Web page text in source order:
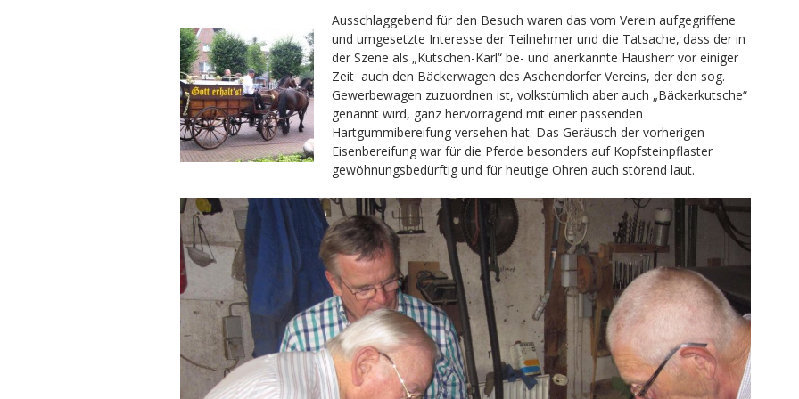
Ausschlaggebend für den Besuch waren das vom Verein aufgegriffene
und umgesetzte Interesse der Teilnehmer und die Tatsache, dass der in
der Szene als „Kutschen-Karl“ be- und anerkannte Hausherr vor einiger
Zeit auch den Bäckerwagen des Aschendorfer Vereins, der den sog.
Gewerbewagen zuzuordnen ist, volkstümlich aber auch „Bäckerkutsche“
genannt wird, ganz hervorragend mit einer passenden
Hartgummibereifung versehen hat. Das Geräusch der vorherigen
Eisenbereifung war für die Pferde besonders auf Kopfsteinpflaster
gewöhnungsbedürftig und für heutige Ohren auch störend laut.